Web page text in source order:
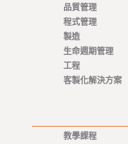
品質管理
程式管理
製造
生命週期管理
工程
客製化解決方案
教學課程